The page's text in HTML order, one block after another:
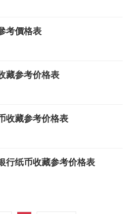
考價格表
藏参考价格表
收藏参考价格表
行纸币收藏参考价格表